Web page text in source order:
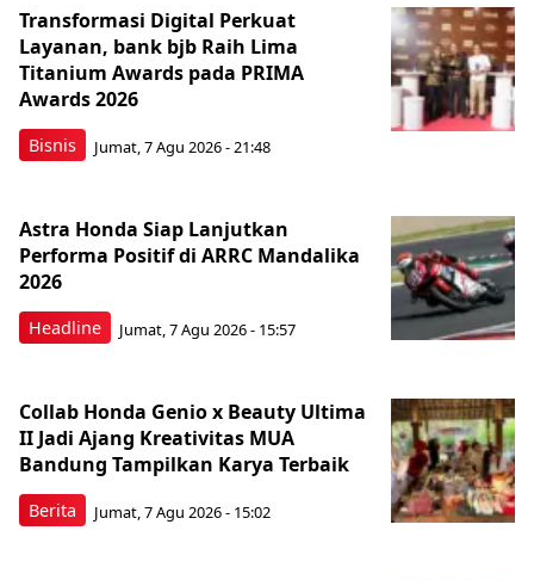
Bisnis
Transformasi Digital Perkuat
Layanan, bank bjb Raih Lima
Titanium Awards pada PRIMA
Awards 2026
Jumat, 7 Agu 2026 - 21:48
Headline
Astra Honda Siap Lanjutkan
Performa Positif di ARRC Mandalika
2026
Jumat, 7 Agu 2026 - 15:57
Berita
Collab Honda Genio x Beauty Ultima
II Jadi Ajang Kreativitas MUA
Bandung Tampilkan Karya Terbaik
Jumat, 7 Agu 2026 - 15:02